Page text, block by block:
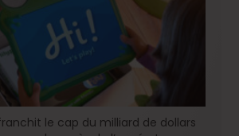
le cap du milliard de dollars